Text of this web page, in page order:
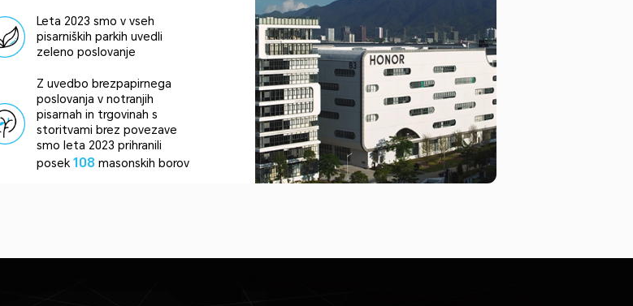
Leta 2023 smo v vseh
pisarniških parkih uvedli
zeleno poslovanje
Z uvedbo brezpapirnega
poslovanja v notranjih
pisarnah in trgovinah s
storitvami brez povezave
smo leta 2023 prihranili
posek108 masonskih borov